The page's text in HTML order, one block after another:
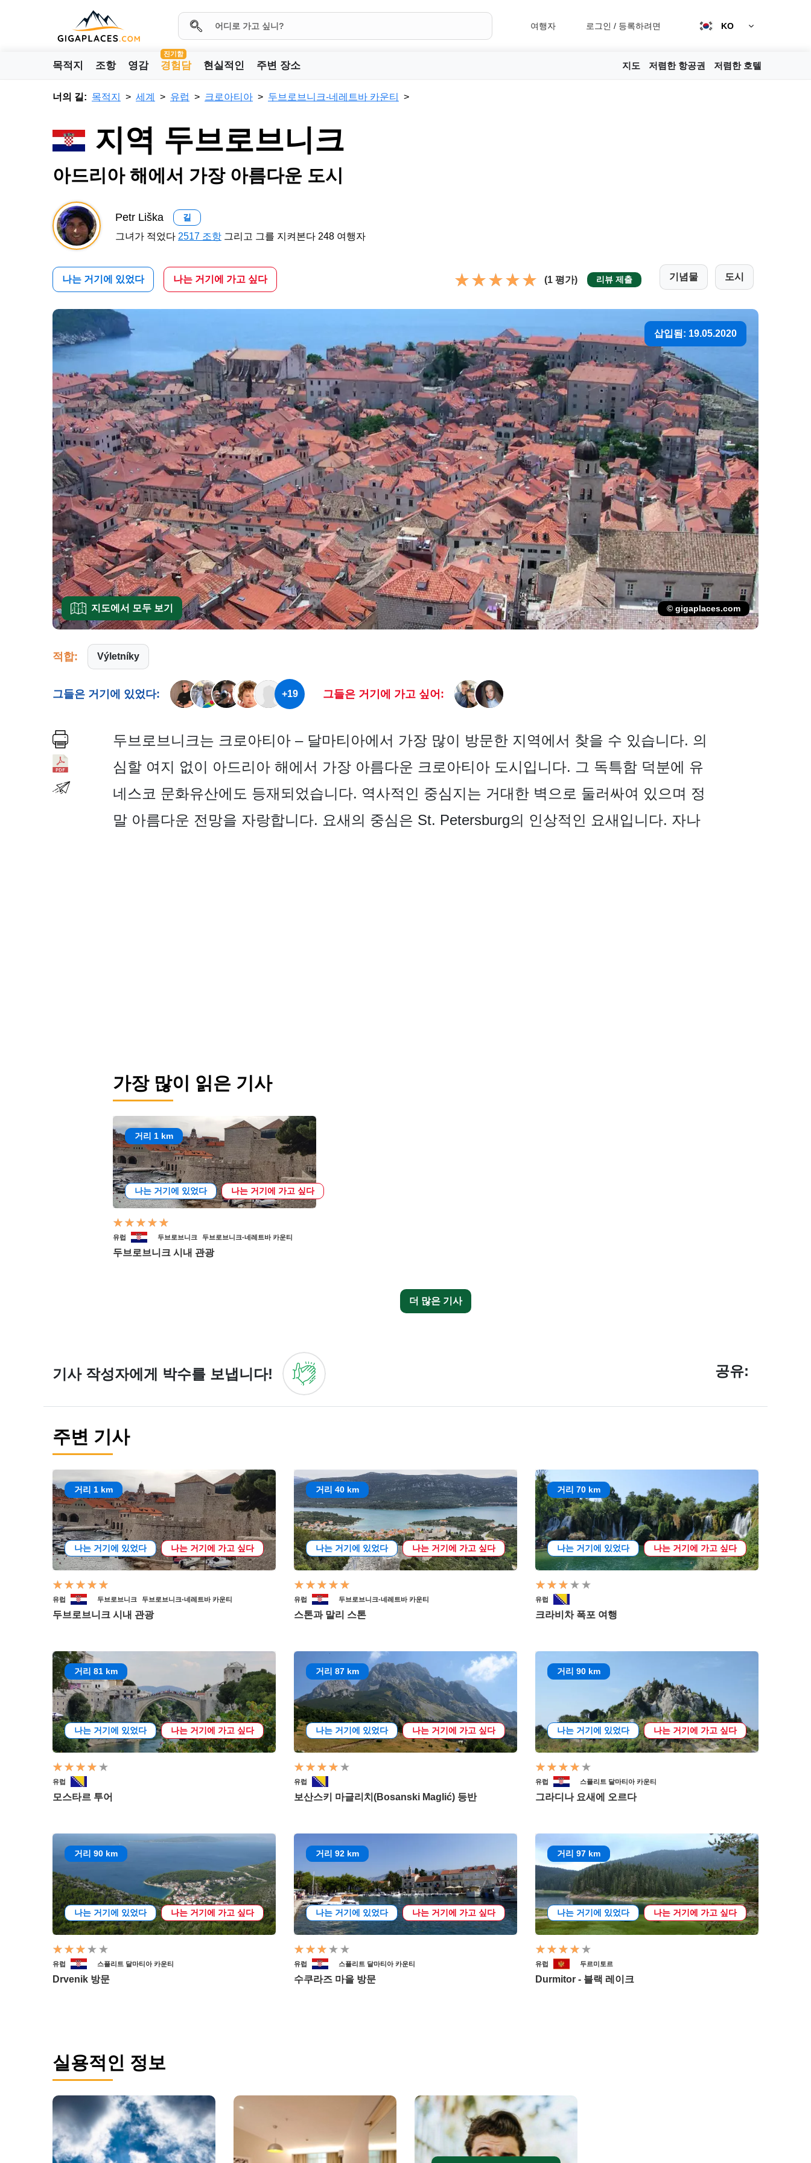
여행자 로그인 / 등록하려면 KO
목적지 조항 영감
진기함
경험담 현실적인 주변 장소 지도 저렴한 항공권 저렴한 호텔
너의 길: 목적지 세계 유럽 크로아티아 두브로브니크-네레트바 카운티
지역 두브로브니크
아드리아 해에서 가장 아름다운 도시
Petr Liška 길
그녀가 적었다 2517 조항 그리고 그를 지켜본다 248 여행자
나는 거기에 있었다 나는 거기에 가고 싶다 (1 평가) 리뷰 제출 기념물 도시
삽입됨: 19.05.2020
지도에서 모두 보기 © gigaplaces.com
적합: Výletníky
그들은 거기에 있었다: +19 그들은 거기에 가고 싶어:
두브로브니크는 크로아티아 – 달마티아에서 가장 많이 방문한 지역에서 찾을 수 있습니다. 의
심할 여지 없이 아드리아 해에서 가장 아름다운 크로아티아 도시입니다. 그 독특함 덕분에 유
네스코 문화유산에도 등재되었습니다. 역사적인 중심지는 거대한 벽으로 둘러싸여 있으며 정
말 아름다운 전망을 자랑합니다. 요새의 중심은 St. Petersburg의 인상적인 요새입니다. 자나
가장 많이 읽은 기사
거리 1 km
나는 거기에 있었다 나는 거기에 가고 싶다
유럽 두브로브니크 두브로브니크-네레트바 카운티
두브로브니크 시내 관광
더 많은 기사
기사 작성자에게 박수를 보냅니다! 공유:
주변 기사
거리 1 km
나는 거기에 있었다 나는 거기에 가고 싶다
유럽 두브로브니크 두브로브니크-네레트바 카운티
두브로브니크 시내 관광
거리 40 km
나는 거기에 있었다 나는 거기에 가고 싶다
유럽 두브로브니크-네레트바 카운티
스톤과 말리 스톤
거리 70 km
나는 거기에 있었다 나는 거기에 가고 싶다
유럽
크라비차 폭포 여행
거리 81 km
나는 거기에 있었다 나는 거기에 가고 싶다
유럽
모스타르 투어
거리 87 km
나는 거기에 있었다 나는 거기에 가고 싶다
유럽
보산스키 마글리치(Bosanski Maglić) 등반
거리 90 km
나는 거기에 있었다 나는 거기에 가고 싶다
유럽 스플리트 달마티아 카운티
그라디나 요새에 오르다
거리 90 km
나는 거기에 있었다 나는 거기에 가고 싶다
유럽 스플리트 달마티아 카운티
Drvenik 방문
거리 92 km
나는 거기에 있었다 나는 거기에 가고 싶다
유럽 스플리트 달마티아 카운티
수쿠라즈 마을 방문
거리 97 km
나는 거기에 있었다 나는 거기에 가고 싶다
유럽 두르미토르
Durmitor - 블랙 레이크
실용적인 정보